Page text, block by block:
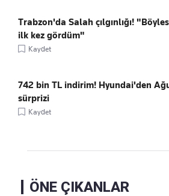
Trabzon'da Salah çılgınlığı!
ilk kez gördüm"
Kaydet
742 bin TL indirim! Hyundai'den
sürprizi
Kaydet
ÖNE ÇIKANLAR